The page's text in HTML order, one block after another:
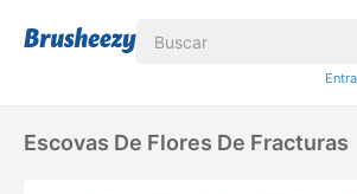
Escovas De Flores De Fracturas